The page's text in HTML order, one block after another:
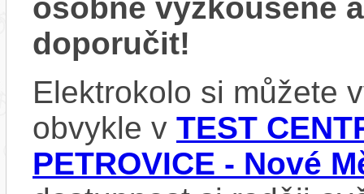
osobně vyzkoušené
doporučit!
Elektrokolo si můžete
obvykle v TEST
PETROVICE - Nové